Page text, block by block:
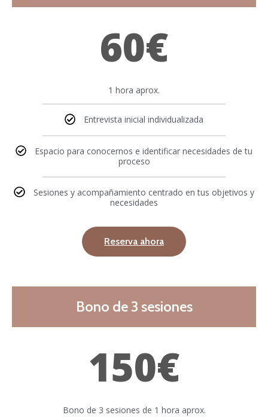
60€
1 hora aprox.
Entrevista inicial individualizada
Espacio para conocernos e identificar necesidades de tu
proceso
Sesiones y acompañamiento centrado en tus objetivos y
necesidades
Reserva ahora
Bono de 3 sesiones
150€
Bono de 3 sesiones de 1 hora aprox.